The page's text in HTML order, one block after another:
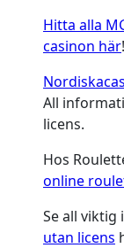
Hitta alla
casinon här!
All
licens.
Hos
online
Se all
utan licens